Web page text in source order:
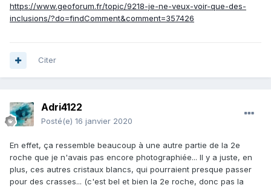
https://www.geoforum.fr/topic/9218-je-ne-veux-voir-que-des-
inclusions/?do=findComment&comment=357426
Citer
Adri4122
Posté(e) 16 janvier 2020
En effet, ça ressemble beaucoup à une autre partie de la 2e
roche que je n'avais pas encore photographiée... Il y a juste, en
plus, ces autres cristaux blancs, qui pourraient presque passer
pour des crasses... (c'est bel et bien la 2e roche, donc pas la